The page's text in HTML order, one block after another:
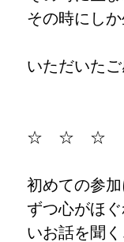
その時にし
いただいた
☆　☆　☆
初めての参
ずつ心がほ
いお話を聞